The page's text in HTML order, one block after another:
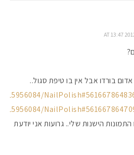
אדום בורדו אבל אין בו טיפת סגול..
התמונות הישנות שלי.. גרועות אני יודעת